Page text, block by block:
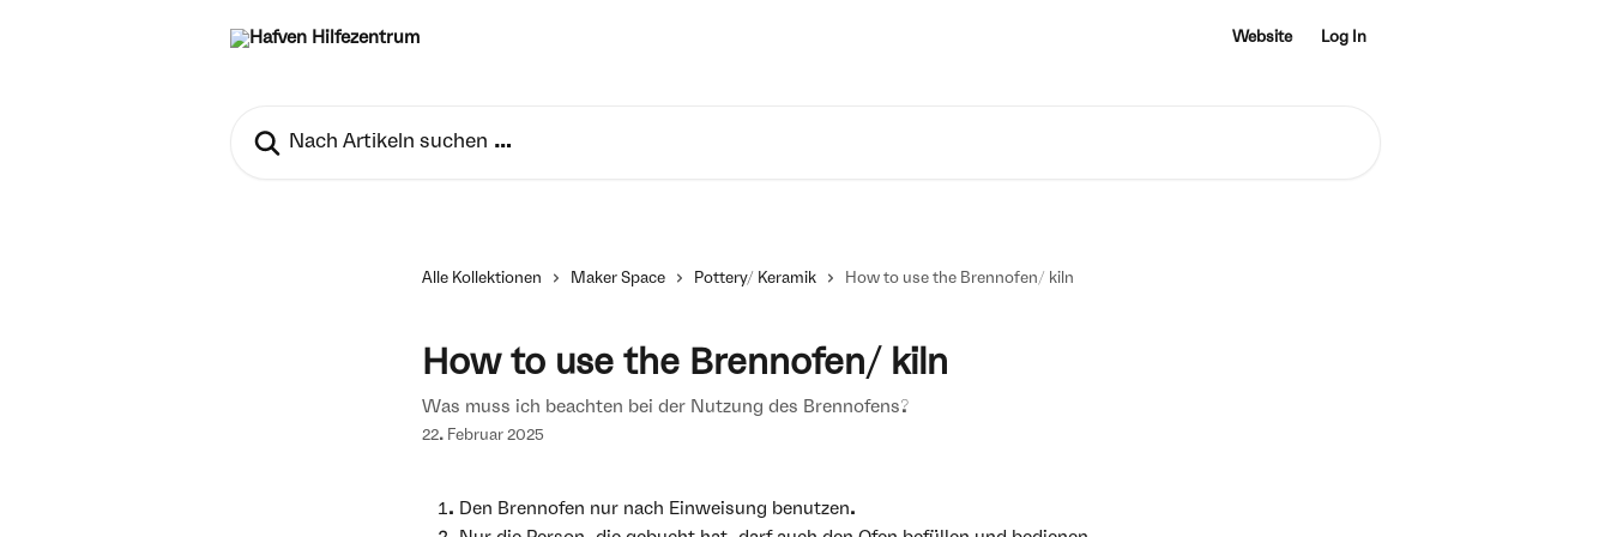
Website Log In
Alle Kollektionen Maker Space Pottery/ Keramik How to use the Brennofen/ kiln
How to use the Brennofen/ kiln
Was muss ich beachten bei der Nutzung des Brennofens?
22. Februar 2025
Den Brennofen nur nach Einweisung benutzen.